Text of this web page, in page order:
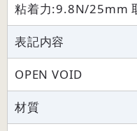
粘着力:9.8N/25mm
表記内容
OPEN VOID
材質